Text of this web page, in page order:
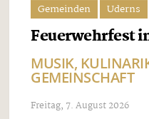
Gemeinden Uderns
Feuerwehrfest
MUSIK,
GEMEINSCHAFT
Freitag, 7. August 2026